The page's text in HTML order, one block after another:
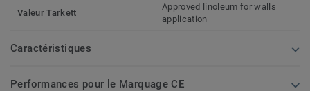
Valeur Tarkett
Approved linoleum for walls
application
Caractéristiques
Performances pour le Marquage CE